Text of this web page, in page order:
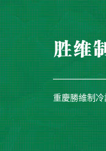
重慶勝維制